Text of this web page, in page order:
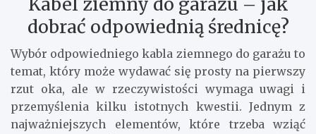
Kabel ziemny do garażu – jak
dobrać odpowiednią średnicę?
Wybór odpowiedniego kabla ziemnego do garażu to
temat, który może wydawać się prosty na pierwszy
rzut oka, ale w rzeczywistości wymaga uwagi i
przemyślenia kilku istotnych kwestii. Jednym z
najważniejszych elementów, które trzeba wziąć